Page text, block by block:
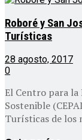
Roboré y San
Turísticas
28 agosto, 2017
0
El Centro para
Sostenible
Turísticas de los